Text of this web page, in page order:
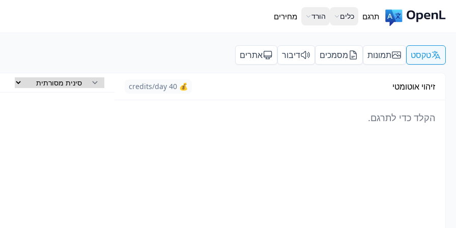
תרגם כלים הורד מחירים
טקסט תמונות מסמכים דיבור אתרים
זיהוי אוטומטי 💰 40 credits/day